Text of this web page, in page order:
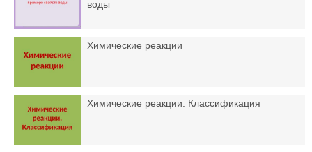
воды
Химические реакции
Химические реакции. Классификация